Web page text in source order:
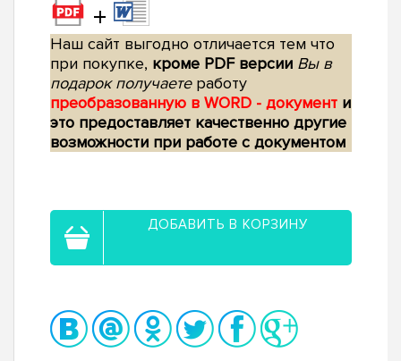
+
Наш сайт выгодно отличается тем что
при покупке, кроме PDF версии Вы в
подарок получаетеработу
преобразованную в WORD - документ и
это предоставляет качественно другие
возможности при работе с документом
ДОБАВИТЬ В КОРЗИНУ